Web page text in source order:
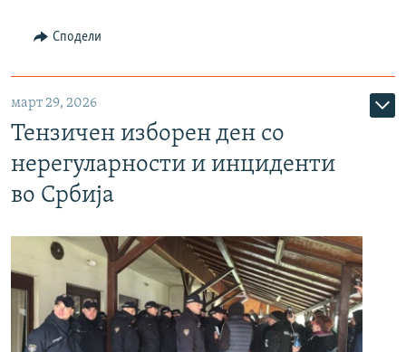
Сподели
март 29, 2026
Тензичен изборен ден со
нерегуларности и инциденти
во Србија